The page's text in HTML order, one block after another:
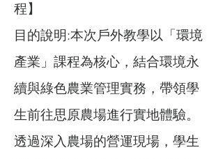
程】
目的說明:本次戶外教學以「環境
產業」課程為核心，結合環境永
續與綠色農業管理實務，帶領學
生前往思原農場進行實地體驗。
透過深入農場的營運現場，學生